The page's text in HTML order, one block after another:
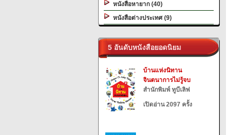
หนังสือหายาก (40)
หนังสือต่างประเทศ (9)
5 อันดับหนังสือยอดนิยม
บ้านแห่งนิทาน
จินตนาการไม่รู้จบ
สำนักพิมพ์ ทูบีเลิฟ
เปิดอ่าน 2097 ครั้ง